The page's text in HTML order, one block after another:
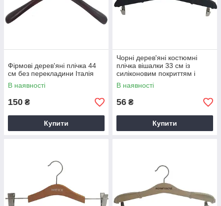
Фірмові дерев'яні плічка 44
см без перекладини Італія
В наявності
150 ₴
Купити
Чорні дерев'яні костюмні
плічка вішалки 33 см із
силіконовим покриттям і
прищіпками Англія
В наявності
56 ₴
Купити